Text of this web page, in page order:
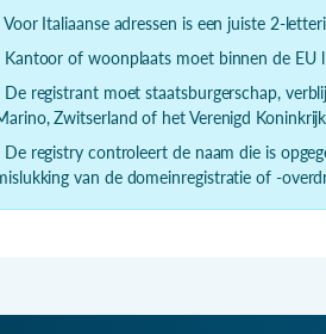
Voor Italiaanse adressen is een juiste 2-
Kantoor of woonplaats moet binnen de EU
De registrant moet staatsburgerschap,
Zwitserland of het Verenigd
De registry controleert de naam die is
van de domeinregistratie of -